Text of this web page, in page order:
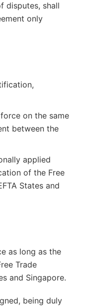
disputes, shall
only
on the same
between the
applied
of the Free
States and
as long as the
Trade
and Singapore.
being duly